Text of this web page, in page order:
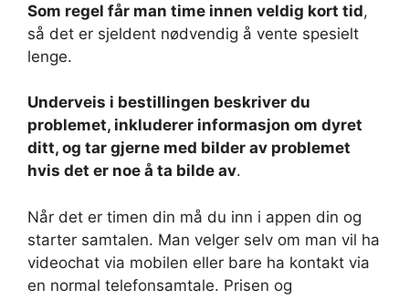
Som regel får man time innen veldig kort tid,
så det er sjeldent nødvendig å vente spesielt
lenge.
Underveis i bestillingen beskriver du
problemet, inkluderer informasjon om dyret
ditt, og tar gjerne med bilder av problemet
hvis det er noe å ta bilde av.
Når det er timen din må du inn i appen din og
starter samtalen. Man velger selv om man vil ha
videochat via mobilen eller bare ha kontakt via
en normal telefonsamtale. Prisen og